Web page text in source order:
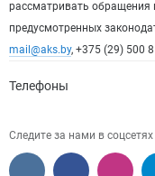
рассматривать обращения
предусмотренных
mail@aks.by, +375 (29) 500
Телефоны
Следите за нами в соцсетях